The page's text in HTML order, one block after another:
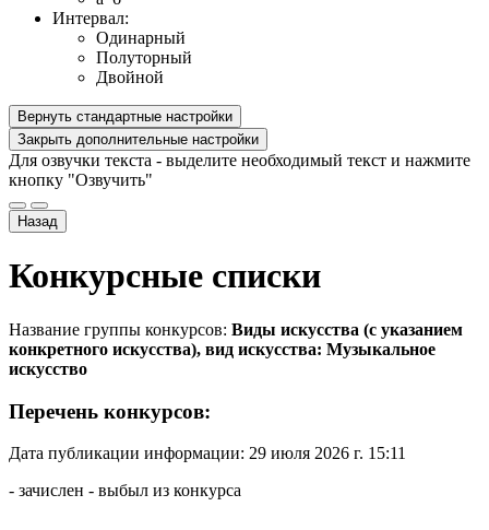
Интервал:
Одинарный
Полуторный
Двойной
Вернуть стандартные настройки
Закрыть дополнительные настройки
Для озвучки текста - выделите необходимый текст и нажмите
кнопку "Озвучить"
Назад
Конкурсные списки
Название группы конкурсов: Виды искусства (с указанием
конкретного искусства), вид искусства: Музыкальное
искусство
Перечень конкурсов:
Дата публикации информации: 29 июля 2026 г. 15:11
- зачислен - выбыл из конкурса